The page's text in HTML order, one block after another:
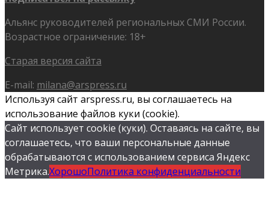
Альянс руководителей региональных СМИ России.
Возрастное ограничение: 18+
Старая версия сайта
E-mail: milana@arspress.ru
Используя сайт arspress.ru, вы соглашаетесь на
использование файлов куки (cookie).
Сайт использует cookie (куки). Оставаясь на сайте, вы
соглашаетесь, что ваши персональные данные
обрабатываются с использованием сервиса Яндекс
Метрика.ХорошоПолитика конфиденциальности